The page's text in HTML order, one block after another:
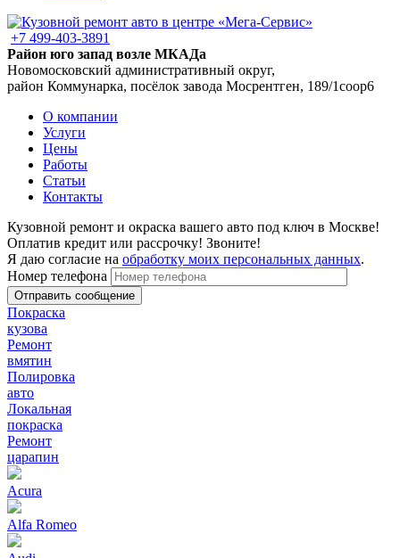
+7 499-403-3891
Район юго запад возле МКАДа
Новомосковский административный округ,
район Коммунарка, посёлок завода Мосрентген, 189/1соор6
О компании
Услуги
Цены
Работы
Статьи
Контакты
Кузовной ремонт и окраска вашего авто под ключ в Москве!
Оплатив кредит или рассрочку! Звоните!
Я даю согласие на обработку моих персональных данных.
Номер телефона
Покраска
кузова
Ремонт
вмятин
Полировка
авто
Локальная
покраска
Ремонт
царапин
Acura
Alfa Romeo